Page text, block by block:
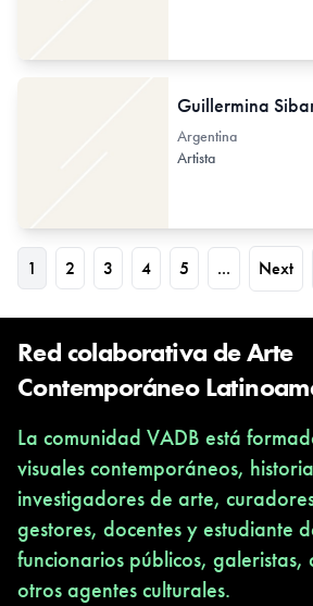
Guillermina
Argentina
Artista
1 2 3 4 5 ... Next
Red colaborativa de Arte
Contemporáneo
La comunidad VADB está
visuales contemporáneos,
investigadores de arte,
gestores, docentes y estudiante
funcionarios públicos, galeristas,
otros agentes culturales.